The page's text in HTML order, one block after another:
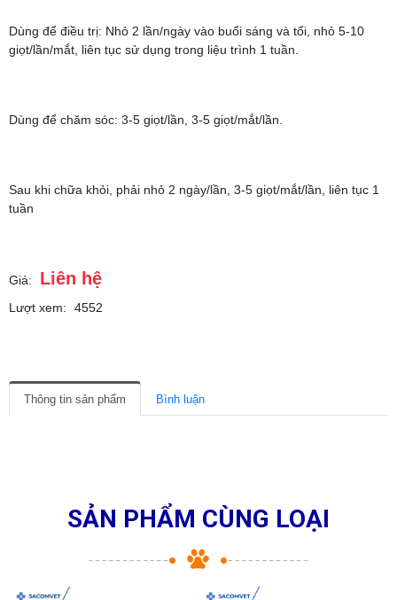
Dùng để điều trị: Nhỏ 2 lần/ngày vào buổi sáng và tối, nhỏ 5-10
giọt/lần/mắt, liên tục sử dụng trong liệu trình 1 tuần.
Dùng để chăm sóc: 3-5 giọt/lần, 3-5 giọt/mắt/lần.
Sau khi chữa khỏi, phải nhỏ 2 ngày/lần, 3-5 giọt/mắt/lần, liên tục 1
tuần
Giá: Liên hệ
Lượt xem: 4552
Thông tin sản phẩm Bình luận
SẢN PHẨM CÙNG LOẠI